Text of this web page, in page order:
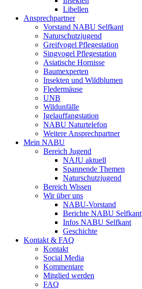
Libellen
Ansprechpartner
Vorstand NABU Selfkant
Naturschutzjugend
Greifvogel Pflegestation
Singvogel Pflegestation
Asiatische Hornisse
Baumexperten
Insekten und Wildblumen
Fledermäuse
UNB
Wildunfälle
Igelauffangstation
NABU Naturtelefon
Weitere Ansprechpartner
Mein NABU
Bereich Jugend
NAJU aktuell
Spannende Themen
Naturschutzjugend
Bereich Wissen
Wir über uns
NABU-Vorstand
Berichte NABU Selfkant
Infos NABU Selfkant
Geschichte
Kontakt & FAQ
Kontakt
Social Media
Kommentare
Mitglied werden
FAQ